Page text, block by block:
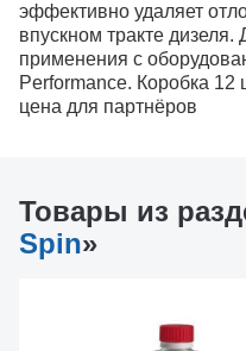
эффективно удаляет
впускном тракте
применения с
Performance. Коробка 12
цена для партнёров
Товары из
Spin»